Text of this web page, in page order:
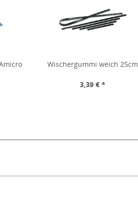
Wischergummi weich 25cm
3,39 € *